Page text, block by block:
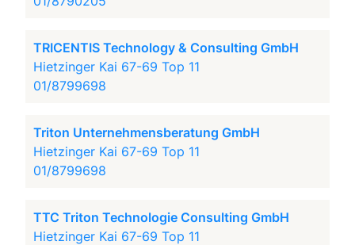
TRICENTIS Technology & Consulting GmbH
Hietzinger Kai 67-69 Top 11
01/8799698
Triton Unternehmensberatung GmbH
Hietzinger Kai 67-69 Top 11
01/8799698
TTC Triton Technologie Consulting GmbH
Hietzinger Kai 67-69 Top 11